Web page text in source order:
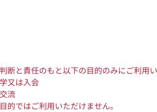
断と責任のもと以下の目的のみにご利用い
又は入会
流
的ではご利用いただけません。